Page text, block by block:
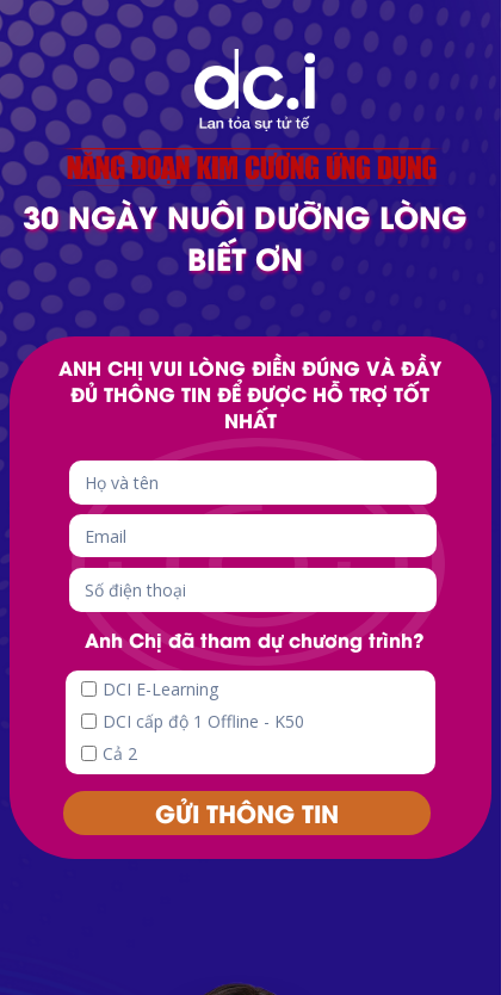
30 NGÀY NUÔI DƯỠNG LÒNG
BIẾT ƠN
ANH CHỊ VUI LÒNG ĐIỀN ĐÚNG VÀ ĐẦY
ĐỦ THÔNG TIN ĐỂ ĐƯỢC HỖ TRỢ TỐT
NHẤT
GỬI THÔNG TIN
DCI E-Learning
DCI cấp độ 1 Offline - K50
Cả 2
Anh Chị đã tham dự chương trình?